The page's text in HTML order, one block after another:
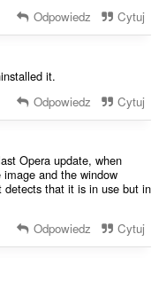
Odpowiedz Cytuj
it.
Odpowiedz Cytuj
Opera update, when
and the window
detects that it is in use but in
Odpowiedz Cytuj